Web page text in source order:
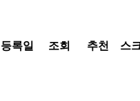
등록일 조회 추천 스